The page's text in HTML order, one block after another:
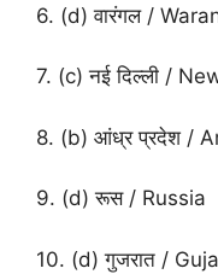
6. (d) वारंगल /
7. (c) नई दिल्ली /
8. (b) आंध्र प्रदेश /
9. (d) रूस / Russia
10. (d) गुजरात /